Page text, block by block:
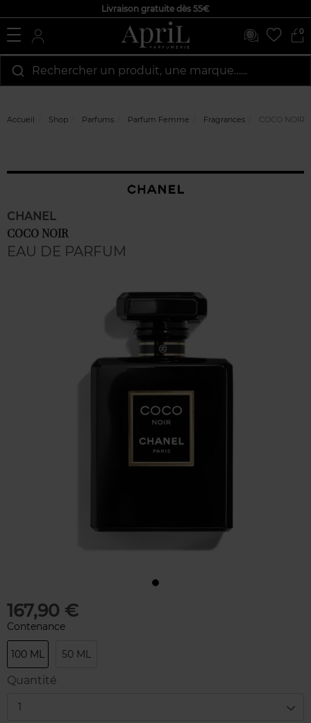
Livraison gratuite dès 55€
0
Rechercher un produit, une marque…...
Accueil Shop Parfums Parfum Femme Fragrances COCO NOIR
CHANEL
COCO NOIR
EAU DE PARFUM
167,90 €
Contenance
100 ML 50 ML
Quantité
1